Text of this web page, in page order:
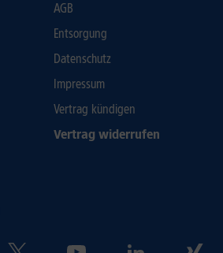
AGB
Entsorgung
Datenschutz
Impressum
Vertrag kündigen
Vertrag widerrufen